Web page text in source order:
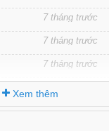
7 tháng trước
7 tháng trước
7 tháng trước
7 tháng trước
Xem thêm